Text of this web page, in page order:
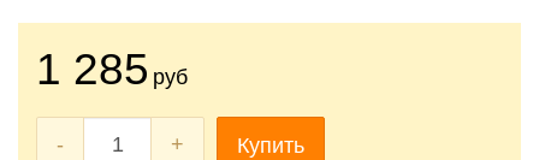
1 285 руб
- + Купить